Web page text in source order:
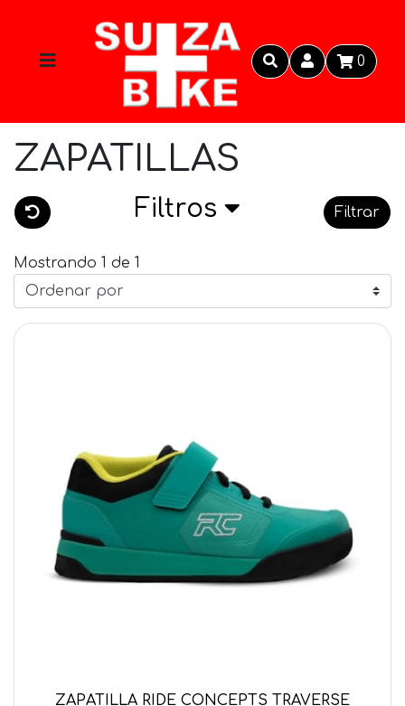
0
ZAPATILLAS
Filtros Filtrar
Mostrando 1 de 1
ZAPATILLA RIDE CONCEPTS TRAVERSE